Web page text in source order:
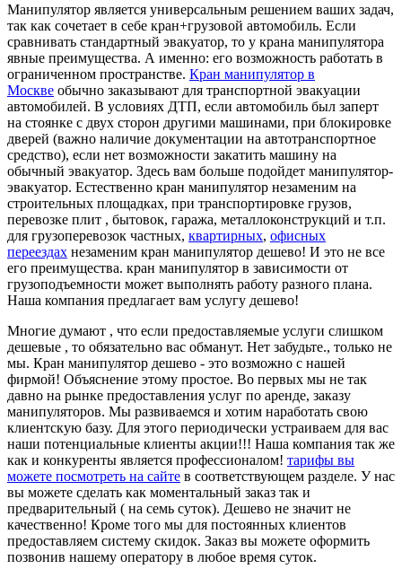
Манипулятор является универсальным решением ваших задач,
так как сочетает в себе кран+грузовой автомобиль. Если
сравнивать стандартный эвакуатор, то у крана манипулятора
явные преимущества. А именно: его возможность работать в
ограниченном пространстве. Кран манипулятор в
Москве обычно заказывают для транспортной эвакуации
автомобилей. В условиях ДТП, если автомобиль был заперт
на стоянке с двух сторон другими машинами, при блокировке
дверей (важно наличие документации на автотранспортное
средство), если нет возможности закатить машину на
обычный эвакуатор. Здесь вам больше подойдет манипулятор-
эвакуатор. Естественно кран манипулятор незаменим на
строительных площадках, при транспортировке грузов,
перевозке плит , бытовок, гаража, металлоконструкций и т.п.
для грузоперевозок частных, квартирных, офисных
переездах незаменим кран манипулятор дешево! И это не все
его преимущества. кран манипулятор в зависимости от
грузоподъемности может выполнять работу разного плана.
Наша компания предлагает вам услугу дешево!
Многие думают , что если предоставляемые услуги слишком
дешевые , то обязательно вас обманут. Нет забудьте., только не
мы. Кран манипулятор дешево - это возможно с нашей
фирмой! Объяснение этому простое. Во первых мы не так
давно на рынке предоставления услуг по аренде, заказу
манипуляторов. Мы развиваемся и хотим наработать свою
клиентскую базу. Для этого периодически устраиваем для вас
наши потенциальные клиенты акции!!! Наша компания так же
как и конкуренты является профессионалом! тарифы вы
можете посмотреть на сайте в соответствующем разделе. У нас
вы можете сделать как моментальный заказ так и
предварительный ( на семь суток). Дешево не значит не
качественно! Кроме того мы для постоянных клиентов
предоставляем систему скидок. Заказ вы можете оформить
позвонив нашему оператору в любое время суток.